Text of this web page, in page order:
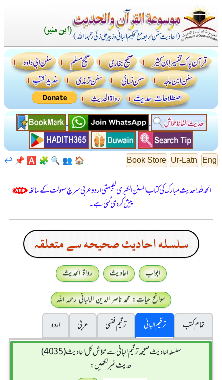
Eng
Ur-Latn
Book Store
🏠
👥
🔍
🧩
🅰️
📌
↩️
الحمدللہ! حدیث مبارک کی کتاب السنن الكبرى للبيهقي اردو عربی سرچ سہولت کے ساتھ
پیش کر دی گئی ہے۔
سلسله احاديث صحيحه سے متعلقہ
ابواب احادیث
رواۃ الحدیث
سوانح حیات: محمد ناصر الدین الالبانی رحمہ اللہ
تمام کتب
ترقیم البانی ترقيم فقہی عربی
اردو
سلسله احاديث صحيحه ترقیم البانی سے تلاش کل احادیث (4035)
حدیث نمبر لکھیں: